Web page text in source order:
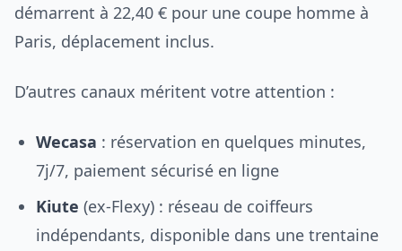
démarrent à 22,40 € pour une coupe homme à
Paris, déplacement inclus.
D’autres canaux méritent votre attention :
Wecasa : réservation en quelques minutes,
7j/7, paiement sécurisé en ligne
Kiute (ex-Flexy) : réseau de coiffeurs
indépendants, disponible dans une trentaine